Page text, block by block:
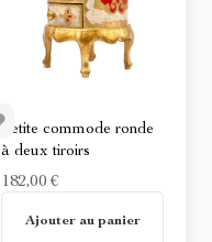
Petite commode ronde
à deux tiroirs
182,00 €
Ajouter au panier